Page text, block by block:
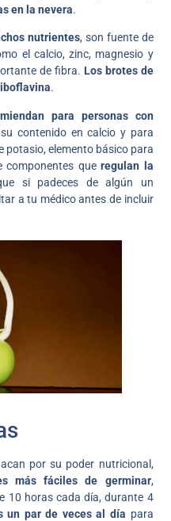
en la nevera.
nutrientes, son fuente de
el calcio, zinc, magnesio y
de fibra. Los brotes de
.
para personas con
contenido en calcio y para
potasio, elemento básico para
componentes queregulan la
si padeces de algún un
a tu médico antes de incluir
por su poder nutricional,
más fáciles de germinar,
10 horas cada día, durante 4
un par de veces al día para